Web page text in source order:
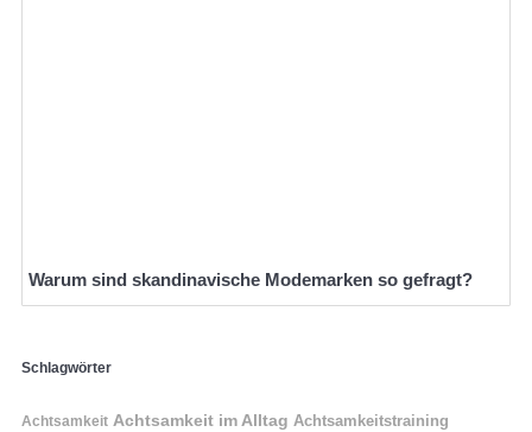
Warum sind skandinavische Modemarken so gefragt?
Schlagwörter
Achtsamkeit Achtsamkeit im Alltag Achtsamkeitstraining